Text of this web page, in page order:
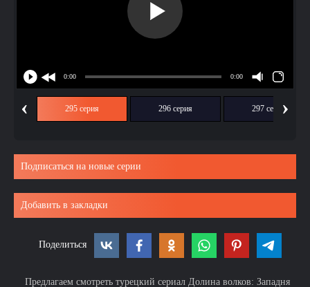
‹ 295 серия 296 серия 297 серия›
Подписаться на новые серии
Добавить в закладки
Поделиться
Предлагаем смотреть турецкий сериал Долина волков: Западня